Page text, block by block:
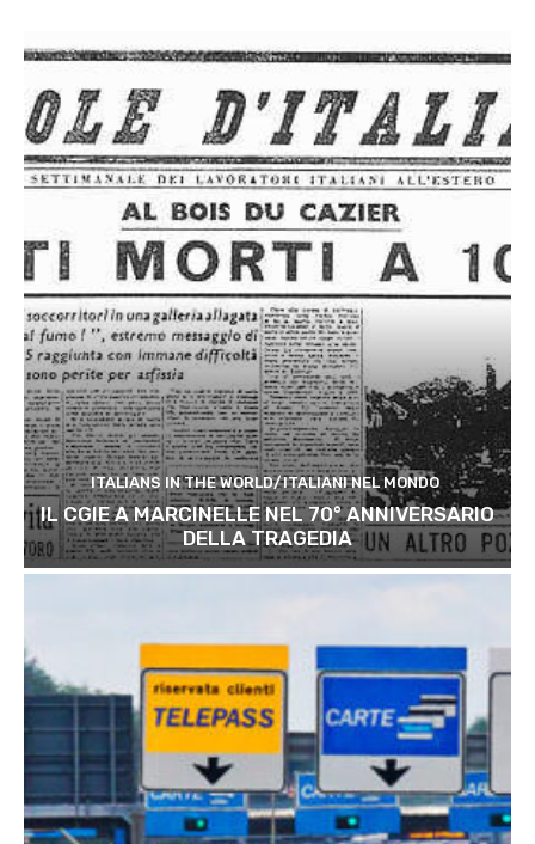
ITALIANS IN THE WORLD/ITALIANI NEL MONDO
IL CGIE A MARCINELLE NEL 70° ANNIVERSARIO
DELLA TRAGEDIA